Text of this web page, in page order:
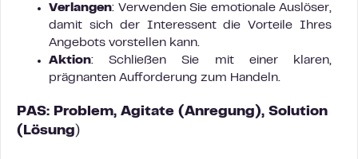
Verlangen: Verwenden Sie emotionale Auslöser,
damit sich der Interessent die Vorteile Ihres
Angebots vorstellen kann.
Aktion: Schließen Sie mit einer klaren,
prägnanten Aufforderung zum Handeln.
PAS: Problem, Agitate (Anregung), Solution
(Lösung)